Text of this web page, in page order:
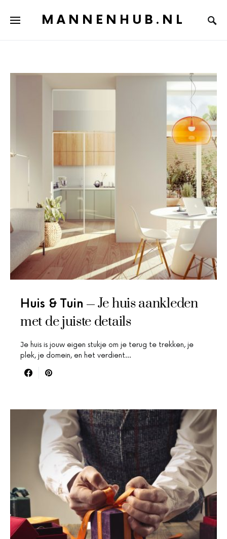
MANNENHUB.NL
Huis & Tuin
Je huis aankleden
met de juiste details
Je huis is jouw eigen stukje om je terug te trekken, je
plek, je domein, en het verdient…